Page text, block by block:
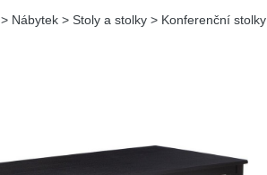
> Nábytek > Stoly a stolky > Konferenční stolky